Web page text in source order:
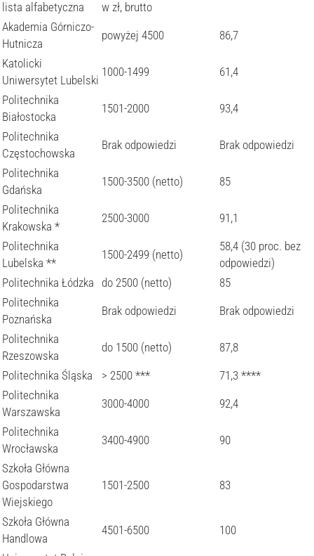
lista alfabetyczna
w zł, brutto
Akademia Górniczo-
Hutnicza
powyżej 4500
86,7
Katolicki
Uniwersytet Lubelski
1000-1499
61,4
Politechnika
Białostocka
1501-2000
93,4
Politechnika
Częstochowska
Brak odpowiedzi
Brak odpowiedzi
Politechnika
Gdańska
1500-3500 (netto)
85
Politechnika
Krakowska *
2500-3000
91,1
Politechnika
Lubelska **
1500-2499 (netto)
58,4 (30 proc. bez
odpowiedzi)
Politechnika Łódzka
do 2500 (netto)
85
Politechnika
Poznańska
Brak odpowiedzi
Brak odpowiedzi
Politechnika
Rzeszowska
do 1500 (netto)
87,8
Politechnika Śląska
> 2500 ***
71,3 ****
Politechnika
Warszawska
3000-4000
92,4
Politechnika
Wrocławska
3400-4900
90
Szkoła Główna
Gospodarstwa
Wiejskiego
1501-2500 83
Szkoła Główna
Handlowa
4501-6500
100